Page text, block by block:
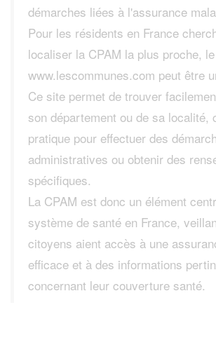
démarches liées à l'assurance
Pour les résidents en France
localiser la CPAM la plus proche,
www.lescommunes.com peut être
Ce site permet de trouver
son département ou de sa localité,
pratique pour effectuer des
administratives ou obtenir des
spécifiques.
La CPAM est donc un élément
système de santé en France,
citoyens aient accès à une
efficace et à des informations
concernant leur couverture santé.